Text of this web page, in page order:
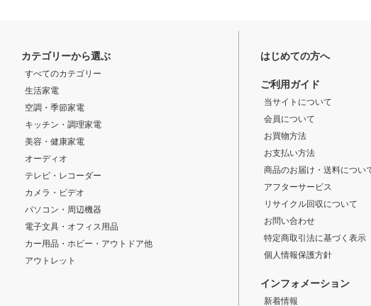
カテゴリーから選ぶ
すべてのカテゴリー
生活家電
空調・季節家電
キッチン・調理家電
美容・健康家電
オーディオ
テレビ・レコーダー
カメラ・ビデオ
パソコン・周辺機器
電子文具・オフィス用品
カー用品・ホビー・アウトドア他
アウトレット
はじめての方へ
ご利用ガイド
当サイトについて
会員について
お買物方法
お支払い方法
商品のお届け・送料につい
アフターサービス
リサイクル回収について
お問い合わせ
特定商取引法に基づく表示
個人情報保護方針
インフォメーション
新着情報